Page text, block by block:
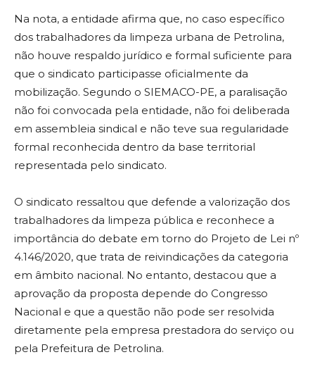
Na nota, a entidade afirma que, no caso específico
dos trabalhadores da limpeza urbana de Petrolina,
não houve respaldo jurídico e formal suficiente para
que o sindicato participasse oficialmente da
mobilização. Segundo o SIEMACO-PE, a paralisação
não foi convocada pela entidade, não foi deliberada
em assembleia sindical e não teve sua regularidade
formal reconhecida dentro da base territorial
representada pelo sindicato.
O sindicato ressaltou que defende a valorização dos
trabalhadores da limpeza pública e reconhece a
importância do debate em torno do Projeto de Lei nº
4.146/2020, que trata de reivindicações da categoria
em âmbito nacional. No entanto, destacou que a
aprovação da proposta depende do Congresso
Nacional e que a questão não pode ser resolvida
diretamente pela empresa prestadora do serviço ou
pela Prefeitura de Petrolina.